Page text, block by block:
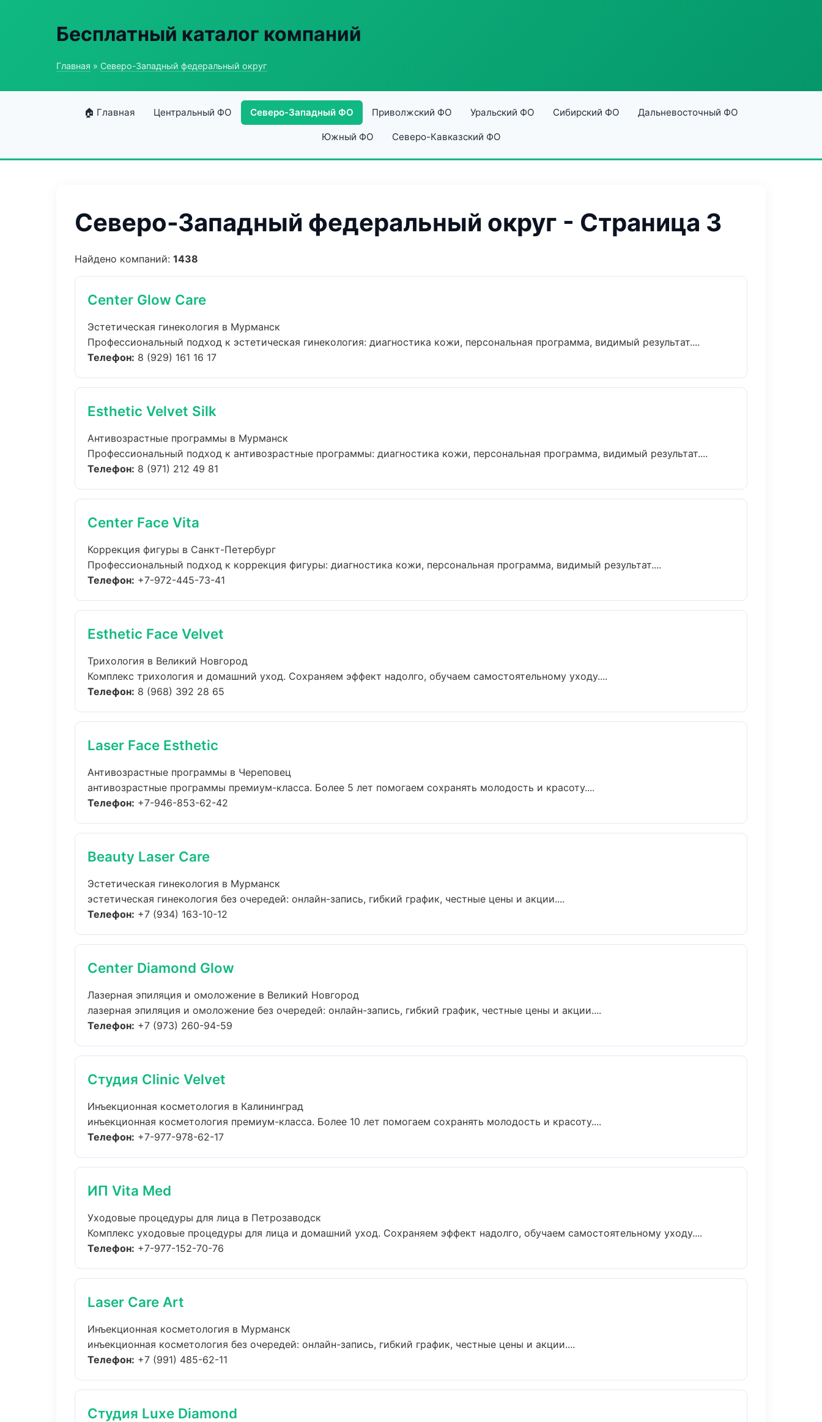
Бесплатный каталог компаний
Главная » Северо-Западный федеральный округ
🏠 Главная Центральный ФО Северо-Западный ФО Приволжский ФО Уральский ФО Сибирский ФО Дальневосточный ФО
Южный ФО Северо-Кавказский ФО
Северо-Западный федеральный округ - Страница 3
Найдено компаний: 1438
Center Glow Care
Эстетическая гинекология в Мурманск
Профессиональный подход к эстетическая гинекология: диагностика кожи, персональная программа, видимый результат....
Телефон: 8 (929) 161 16 17
Esthetic Velvet Silk
Антивозрастные программы в Мурманск
Профессиональный подход к антивозрастные программы: диагностика кожи, персональная программа, видимый результат....
Телефон: 8 (971) 212 49 81
Center Face Vita
Коррекция фигуры в Санкт-Петербург
Профессиональный подход к коррекция фигуры: диагностика кожи, персональная программа, видимый результат....
Телефон: +7-972-445-73-41
Esthetic Face Velvet
Трихология в Великий Новгород
Комплекс трихология и домашний уход. Сохраняем эффект надолго, обучаем самостоятельному уходу....
Телефон: 8 (968) 392 28 65
Laser Face Esthetic
Антивозрастные программы в Череповец
антивозрастные программы премиум-класса. Более 5 лет помогаем сохранять молодость и красоту....
Телефон: +7-946-853-62-42
Beauty Laser Care
Эстетическая гинекология в Мурманск
эстетическая гинекология без очередей: онлайн-запись, гибкий график, честные цены и акции....
Телефон: +7 (934) 163-10-12
Center Diamond Glow
Лазерная эпиляция и омоложение в Великий Новгород
лазерная эпиляция и омоложение без очередей: онлайн-запись, гибкий график, честные цены и акции....
Телефон: +7 (973) 260-94-59
Студия Clinic Velvet
Инъекционная косметология в Калининград
инъекционная косметология премиум-класса. Более 10 лет помогаем сохранять молодость и красоту....
Телефон: +7-977-978-62-17
ИП Vita Med
Уходовые процедуры для лица в Петрозаводск
Комплекс уходовые процедуры для лица и домашний уход. Сохраняем эффект надолго, обучаем самостоятельному уходу....
Телефон: +7-977-152-70-76
Laser Care Art
Инъекционная косметология в Мурманск
инъекционная косметология без очередей: онлайн-запись, гибкий график, честные цены и акции....
Телефон: +7 (991) 485-62-11
Студия Luxe Diamond